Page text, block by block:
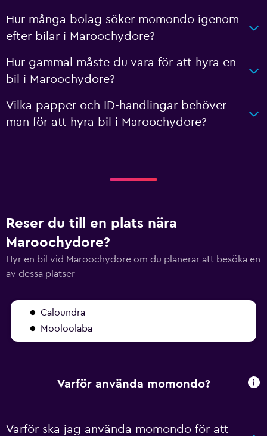
Hur många bolag söker momondo igenom
efter bilar i Maroochydore?
Hur gammal måste du vara för att hyra en
bil i Maroochydore?
Vilka papper och ID-handlingar behöver
man för att hyra bil i Maroochydore?
Reser du till en plats nära
Maroochydore?
Hyr en bil vid Maroochydore om du planerar att besöka en
av dessa platser
Caloundra
Mooloolaba
Varför använda momondo?
Varför ska jag använda momondo för att